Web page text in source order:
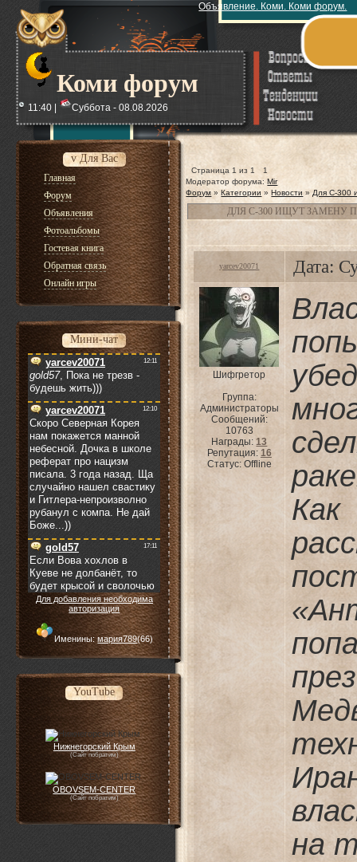
Коми форум
Объявление. Коми. Коми форум.
11:40 | Суббота - 08.08.2026
v Для Вас
Главная
Форум
Объявления
Фотоальбомы
Гостевая книга
Обратная связь
Онлайн игры
Мини-чат
Для добавления необходима
авторизация
Именины:мария789(66)
YouTube
Нижнегорский Крым
(Сайт побратим)
OBOVSEM-CENTER
(Сайт побратим)
Страница 1 из 1
1
Модератор форума:Mir
Форум » Категории » Новости » Для С-300
ДЛЯ С-300 ИЩУТ ЗАМЕНУ
yarcev20071 Дата:
Шифгретор
Группа:
Администраторы
Сообщений:
10763
Награды:13
Репутация: 16
Статус: Offline
Как
на